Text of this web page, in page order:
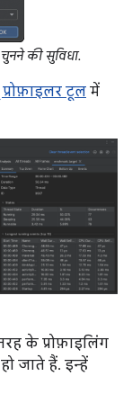
की सुविधा.
टूल में
के प्रोफ़ाइलिंग
जाते हैं. इन्हें